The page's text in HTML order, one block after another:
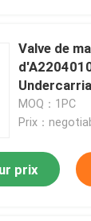
Valve de
S25A3.0 un
MOQ：1PC
Prix：
prix